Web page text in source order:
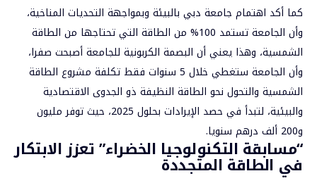
كما أكد اهتمام جامعة دبي بالبيئة وبمواجهة التحديات المناخية،
وأن الجامعة تستمد 100% من الطاقة التي تحتاجها من الطاقة
الشمسية، وهذا يعني أن البصمة الكربونية للجامعة أصبحت صفرا،
وأن الجامعة ستغطي خلال 5 سنوات فقط تكلفة مشروع الطاقة
الشمسية والتحول نحو الطاقة النظيفة ذو الجدوى الاقتصادية
والبيئية، لتبدأ في حصد الإيرادات بحلول 2025، حيث توفر مليون
و200 ألف درهم سنويا.
“مسابقة التكنولوجيا الخضراء” تعزز الابتكار
في الطاقة المتجددة